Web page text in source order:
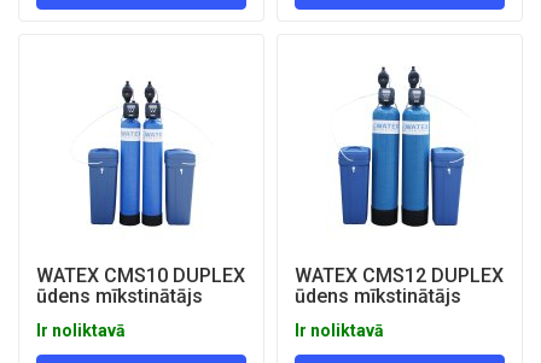
WATEX CMS10 DUPLEX
ūdens mīkstinātājs
Ir noliktavā
WATEX CMS12 DUPLEX
ūdens mīkstinātājs
Ir noliktavā